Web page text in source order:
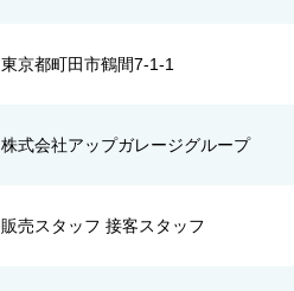
東京都町田市鶴間7-1-1
株式会社アップガレージグループ
販売スタッフ 接客スタッフ